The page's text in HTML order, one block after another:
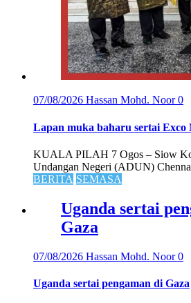
07/08/2026 Hassan Mohd. Noor0
Lapan muka baharu sertai Exco
KUALA PILAH 7 Ogos – Siow
Undangan Negeri (ADUN)
BERITA SEMASA
Uganda sertai
Gaza
07/08/2026 Hassan Mohd. Noor0
Uganda sertai pengaman di Gaza